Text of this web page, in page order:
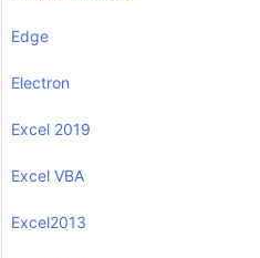
Edge
Electron
Excel 2019
Excel VBA
Excel2013